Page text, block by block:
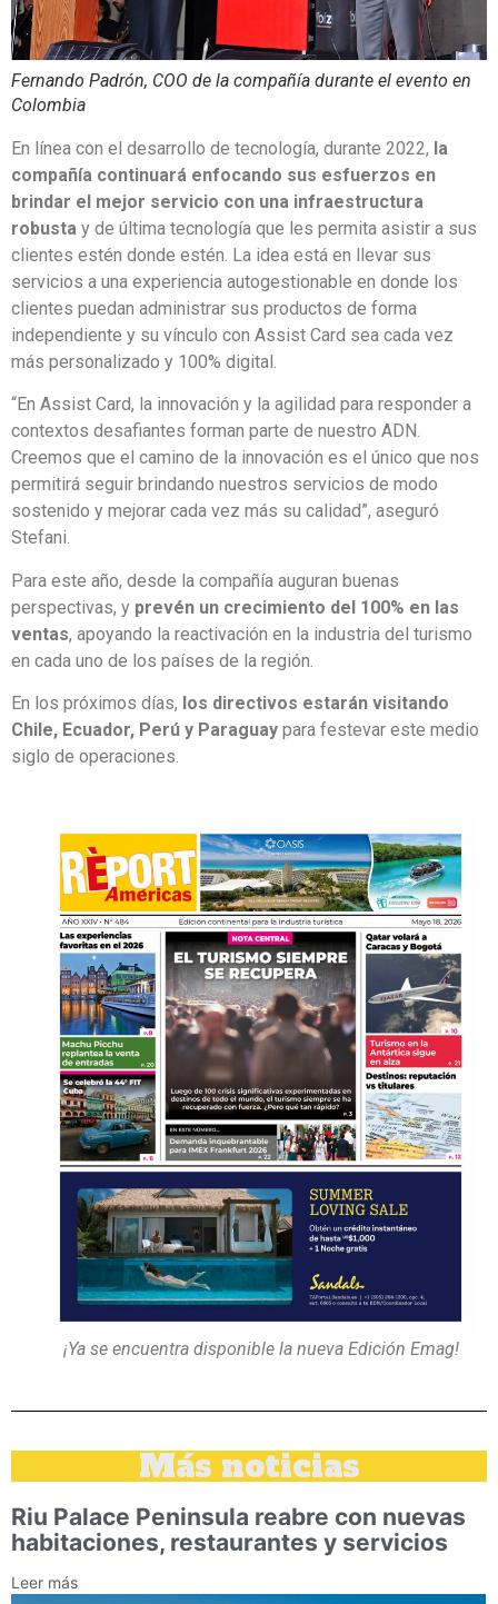
Fernando Padrón, COO de la compañía durante el evento en
Colombia
En línea con el desarrollo de tecnología, durante 2022, la
compañía continuará enfocando sus esfuerzos en
brindar el mejor servicio con una infraestructura
robusta y de última tecnología que les permita asistir a sus
clientes estén donde estén. La idea está en llevar sus
servicios a una experiencia autogestionable en donde los
clientes puedan administrar sus productos de forma
independiente y su vínculo con Assist Card sea cada vez
más personalizado y 100% digital.
“En Assist Card, la innovación y la agilidad para responder a
contextos desafiantes forman parte de nuestro ADN.
Creemos que el camino de la innovación es el único que nos
permitirá seguir brindando nuestros servicios de modo
sostenido y mejorar cada vez más su calidad”, aseguró
Stefani.
Para este año, desde la compañía auguran buenas
perspectivas, y prevén un crecimiento del 100% en las
ventas, apoyando la reactivación en la industria del turismo
en cada uno de los países de la región.
En los próximos días, los directivos estarán visitando
Chile, Ecuador, Perú y Paraguay para festevar este medio
siglo de operaciones.
¡Ya se encuentra disponible la nueva Edición Emag!
Más noticias
Riu Palace Peninsula reabre con nuevas
habitaciones, restaurantes y servicios
Leer más